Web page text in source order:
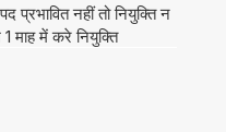
नहीं तो नियुक्ति न
माह में करे नियुक्ति